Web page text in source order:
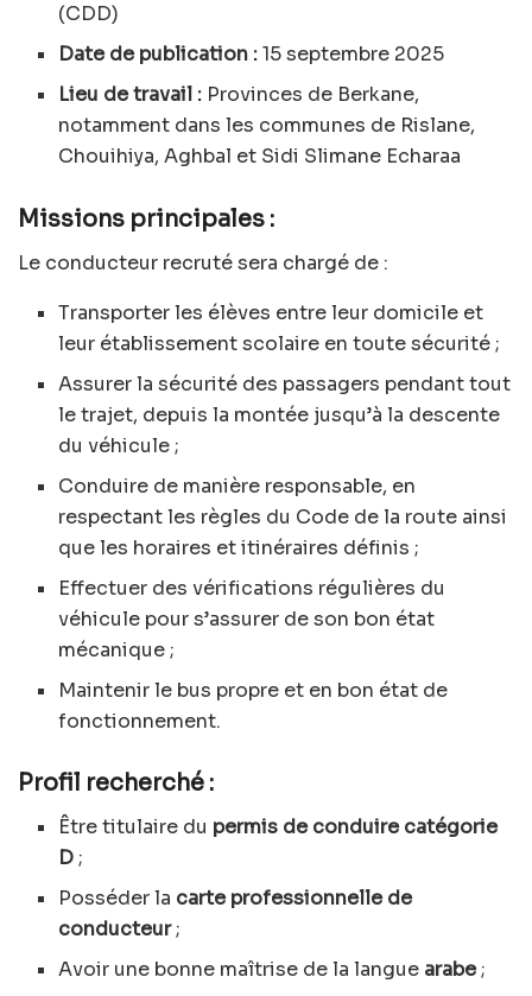
(CDD)
Date de publication :15 septembre 2025
Lieu de travail : Provinces de Berkane,
notamment dans les communes de Rislane,
Chouihiya, Aghbal et Sidi Slimane Echaraa
Missions principales :
Le conducteur recruté sera chargé de :
Transporter les élèves entre leur domicile et
leur établissement scolaire en toute sécurité ;
Assurer la sécurité des passagers pendant tout
le trajet, depuis la montée jusqu’à la descente
du véhicule ;
Conduire de manière responsable, en
respectant les règles du Code de la route ainsi
que les horaires et itinéraires définis ;
Effectuer des vérifications régulières du
véhicule pour s’assurer de son bon état
mécanique ;
Maintenir le bus propre et en bon état de
fonctionnement.
Profil recherché :
Être titulaire du permis de conduire catégorie
D;
Posséder la carte professionnelle de
conducteur;
Avoir une bonne maîtrise de la langue arabe;